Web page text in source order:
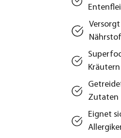
Kräutern
Zutaten
Eignet